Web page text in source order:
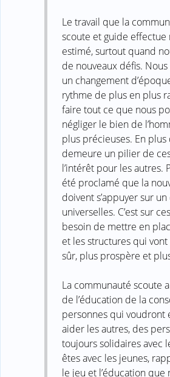
Le travail que la
scoute et guide effectue
estimé, surtout quand
de nouveaux défis.
un changement
rythme de plus en plus
faire tout ce que nous
négliger le bien de
plus précieuses. En plus
demeure un pilier de
l’intérêt pour les autres.
été proclamé que la
doivent s’appuyer sur
universelles. C’est sur
besoin de mettre en
et les structures qui
sûr, plus prospère et
La communauté scoute
de l’éducation de la
personnes qui voudront
aider les autres, des
toujours solidaires avec
êtes avec les jeunes,
le jeu et l’éducation que